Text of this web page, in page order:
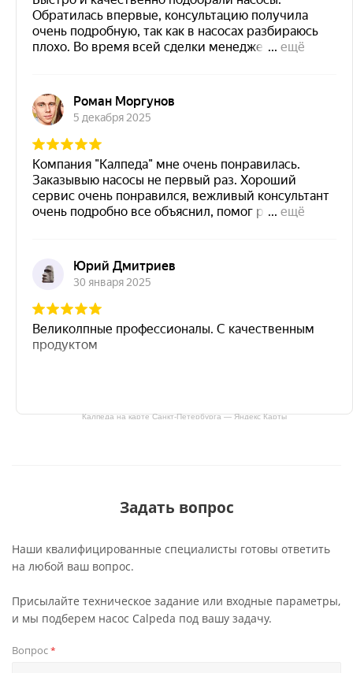
Калпеда на карте Санкт‑Петербурга — Яндекс Карты
Задать вопрос
Наши квалифицированные специалисты готовы ответить
на любой ваш вопрос.
Присылайте техническое задание или входные параметры,
и мы подберем насос Calpeda под вашу задачу.
Вопрос*